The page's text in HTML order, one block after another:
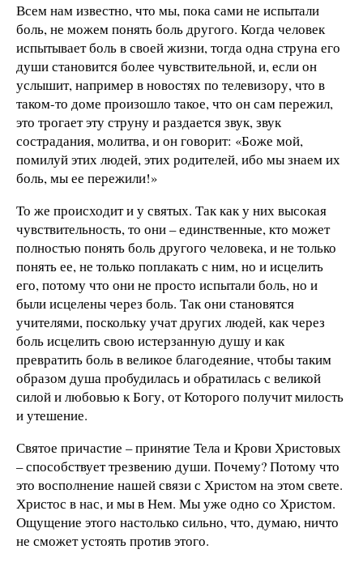
Всем нам известно, что мы, пока сами не испытали
боль, не можем понять боль другого. Когда человек
испытывает боль в своей жизни, тогда одна струна его
души становится более чувствительной, и, если он
услышит, например в новостях по телевизору, что в
таком-то доме произошло такое, что он сам пережил,
это трогает эту струну и раздается звук, звук
сострадания, молитва, и он говорит: «Боже мой,
помилуй этих людей, этих родителей, ибо мы знаем их
боль, мы ее пережили!»
То же происходит и у святых. Так как у них высокая
чувствительность, то они – единственные, кто может
полностью понять боль другого человека, и не только
понять ее, не только поплакать с ним, но и исцелить
его, потому что они не просто испытали боль, но и
были исцелены через боль. Так они становятся
учителями, поскольку учат других людей, как через
боль исцелить свою истерзанную душу и как
превратить боль в великое благодеяние, чтобы таким
образом душа пробудилась и обратилась с великой
силой и любовью к Богу, от Которого получит милость
и утешение.
Святое причастие – принятие Тела и Крови Христовых
– способствует трезвению души. Почему? Потому что
это восполнение нашей связи с Христом на этом свете.
Христос в нас, и мы в Нем. Мы уже одно со Христом.
Ощущение этого настолько сильно, что, думаю, ничто
не сможет устоять против этого.